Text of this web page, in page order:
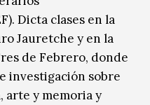
Dicta clases en la
Jauretche y en la
de Febrero, donde
investigación sobre
y memoria y